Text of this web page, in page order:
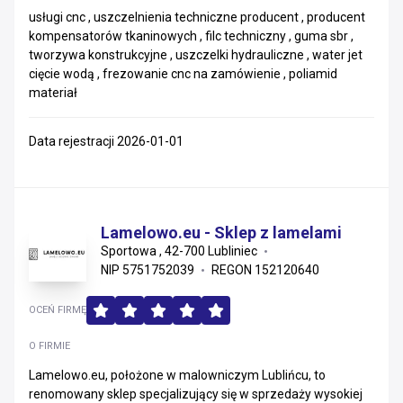
usługi cnc , uszczelnienia techniczne producent , producent
kompensatorów tkaninowych , filc techniczny , guma sbr ,
tworzywa konstrukcyjne , uszczelki hydrauliczne , water jet
cięcie wodą , frezowanie cnc na zamówienie , poliamid
materiał
Data rejestracji 2026-01-01
Lamelowo.eu - Sklep z lamelami
Sportowa , 42-700 Lubliniec
NIP 5751752039
REGON 152120640
O FIRMIE
Lamelowo.eu, położone w malowniczym Lublińcu, to
renomowany sklep specjalizujący się w sprzedaży wysokiej
OCEŃ FIRMĘ